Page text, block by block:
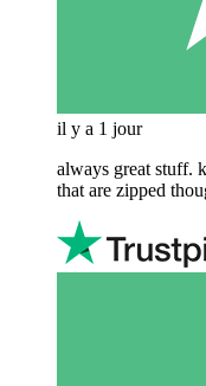
il y a 1 jour
always great stuff.
that are zipped